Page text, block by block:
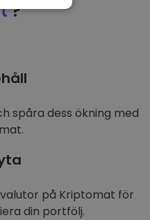
?
spåra dess ökning med
på Kriptomat för
din portfölj.